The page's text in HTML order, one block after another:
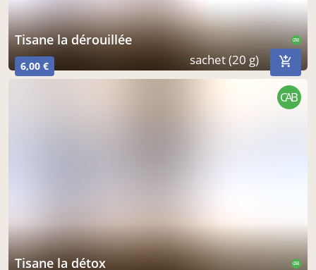
tisane la dérouillée CAB
6,00 € sachet (20 g)
tisane la détox CAB
CAB